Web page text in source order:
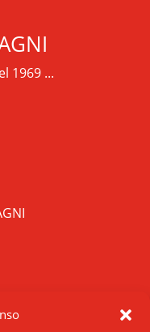
1969 ...